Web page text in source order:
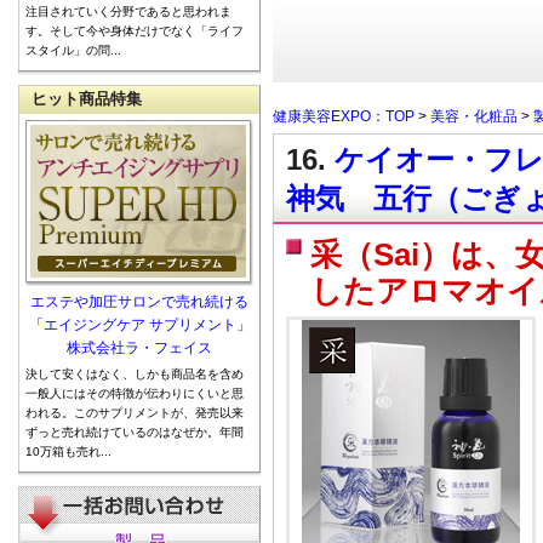
健康美容EXPO：TOP > 美容・化粧品 >
16. ケイオー・フ
神気 五行（ごぎ
采（Sai）は、
したアロマオ
注目されていく分野であると思われま
す。そして今や身体だけでなく「ライフ
スタイル」の問...
ヒット商品特集
エステや加圧サロンで売れ続ける
「エイジングケア サプリメント」
株式会社ラ・フェイス
決して安くはなく、しかも商品名を含め
一般人にはその特徴が伝わりにくいと思
われる。このサプリメントが、発売以来
ずっと売れ続けているのはなぜか。年間
10万箱も売れ...